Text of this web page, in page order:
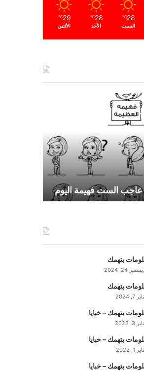
28
℃
السبت
28
℃
الأحد
29
℃
الأثنين
الست فهيمة اليوم
بتهمك
24, 2024
بتهمك
7, 2024
بتهمك – خبايا
3, 2023
بتهمك – خبايا
1, 2022
بتهمك – خبايا